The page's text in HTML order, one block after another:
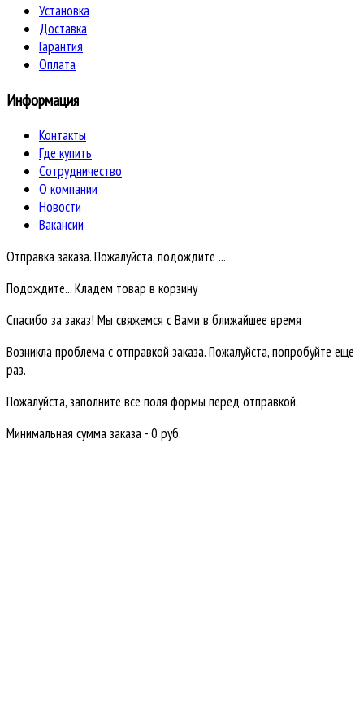
Установка
Доставка
Гарантия
Оплата
Информация
Контакты
Где купить
Сотрудничество
О компании
Новости
Вакансии
Отправка заказа. Пожалуйста, подождите ...
Подождите... Кладем товар в корзину
Спасибо за заказ! Мы свяжемся с Вами в ближайшее время
Возникла проблема с отправкой заказа. Пожалуйста, попробуйте еще
раз.
Пожалуйста, заполните все поля формы перед отправкой.
Минимальная сумма заказа - 0 руб.